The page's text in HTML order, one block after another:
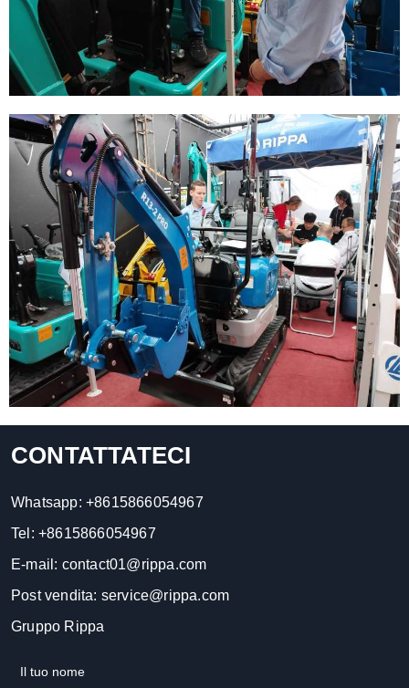
CONTATTATECI
Whatsapp: +8615866054967
Tel: +8615866054967
E-mail: contact01@rippa.com
Post vendita: service@rippa.com
Gruppo Rippa